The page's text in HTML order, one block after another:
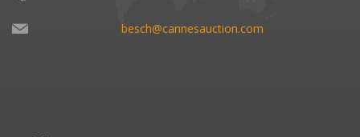
besch@cannesauction.com